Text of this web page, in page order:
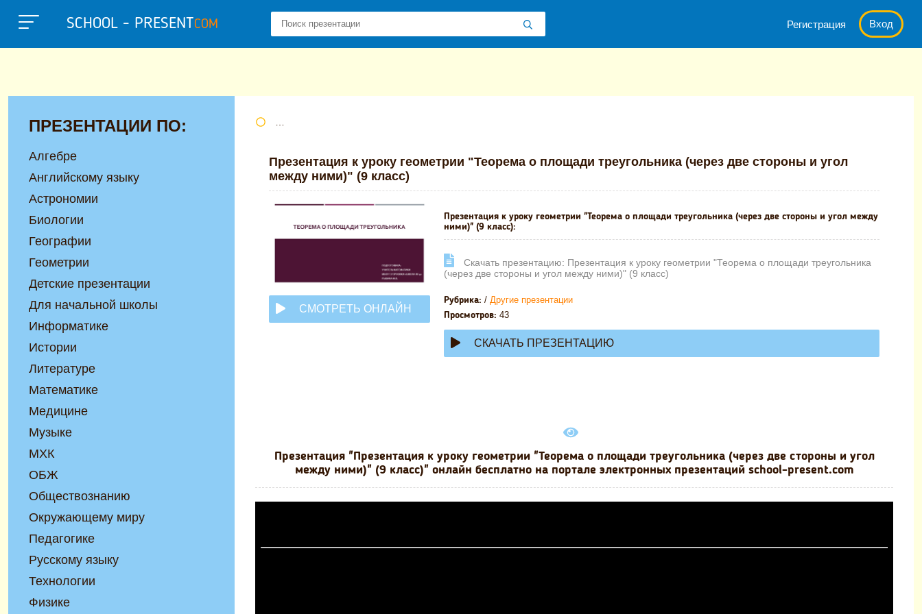
SCHOOL - PRESENTCOM Регистрация Вход
Презентация к уроку геометрии "Теорема о площади треугольника (через две стороны и угол
между ними)" (9 класс)
СМОТРЕТЬ ОНЛАЙН
Презентация к уроку геометрии "Теорема о площади треугольника (через две стороны и угол между
ними)" (9 класс):
Cкачать презентацию: Презентация к уроку геометрии "Теорема о площади треугольника
(через две стороны и угол между ними)" (9 класс)
Рубрика: / Другие презентации
Просмотров: 43
СКАЧАТЬ ПРЕЗЕНТАЦИЮ
Презентация "Презентация к уроку геометрии "Теорема о площади треугольника (через две стороны и угол
между ними)" (9 класс)" онлайн бесплатно на портале электронных презентаций school-present.com
ПРЕЗЕНТАЦИИ ПО:
Алгебре
Английскому языку
Астрономии
Биологии
Географии
Геометрии
Детские презентации
Для начальной школы
Информатике
Истории
Литературе
Математике
Медицине
Музыке
МХК
ОБЖ
Обществознанию
Окружающему миру
Педагогике
Русскому языку
Технологии
Физике